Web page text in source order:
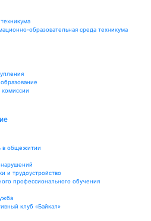
образовательная среда техникума
в общежитии
и трудоустройство
профессионального обучения
клуб «Байкал»